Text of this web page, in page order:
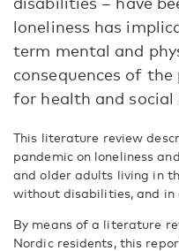
loneliness has
term mental and
consequences of
for health and social
This literature review
pandemic on loneliness
and older adults living in
without disabilities, and
By means of a literature
Nordic residents, this